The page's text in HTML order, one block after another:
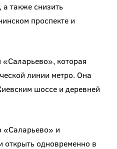
также снизить
проспекте и
«Саларьево», которая
линии метро. Она
шоссе и деревней
«Саларьево» и
одновременно в